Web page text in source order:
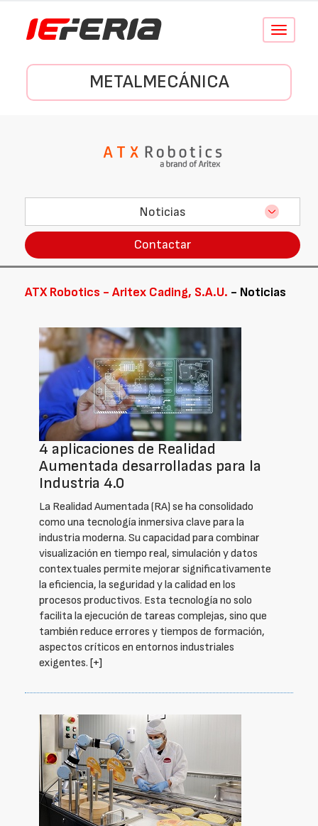
Conmutar
METALMECÁNICA
Noticias
Contactar
ATX Robotics - Aritex Cading, S.A.U. - Noticias
4 aplicaciones de Realidad
Aumentada desarrolladas para la
Industria 4.0
La Realidad Aumentada (RA) se ha consolidado
como una tecnología inmersiva clave para la
industria moderna. Su capacidad para combinar
visualización en tiempo real, simulación y datos
contextuales permite mejorar significativamente
la eficiencia, la seguridad y la calidad en los
procesos productivos. Esta tecnología no solo
facilita la ejecución de tareas complejas, sino que
también reduce errores y tiempos de formación,
aspectos críticos en entornos industriales
exigentes. [+]